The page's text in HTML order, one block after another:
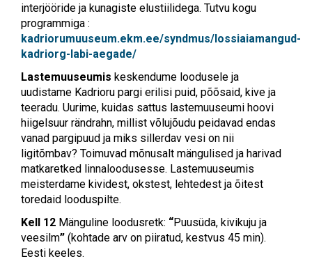
interjööride ja kunagiste elustiilidega. Tutvu kogu
programmiga :
kadriorumuuseum.ekm.ee/syndmus/lossiaiamangud-
kadriorg-labi-aegade/
Lastemuuseumis keskendume loodusele ja
uudistame Kadrioru pargi erilisi puid, põõsaid, kive ja
teeradu. Uurime, kuidas sattus lastemuuseumi hoovi
hiigelsuur rändrahn, millist võlujõudu peidavad endas
vanad pargipuud ja miks sillerdav vesi on nii
ligitõmbav? Toimuvad mõnusalt mängulised ja harivad
matkaretked linnaloodusesse. Lastemuuseumis
meisterdame kividest, okstest, lehtedest ja õitest
toredaid looduspilte.
Kell 12 Mänguline loodusretk: “Puusüda, kivikuju ja
veesilm” (kohtade arv on piiratud, kestvus 45 min).
Eesti keeles.